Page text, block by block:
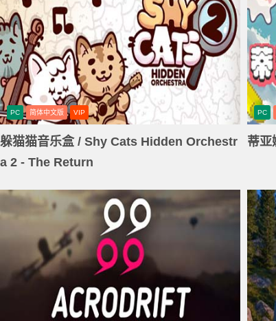
PC 简体中文版 VIP
躲猫猫音乐盒 / Shy Cats Hidden Orchestr
a 2 - The Return
PC
蒂